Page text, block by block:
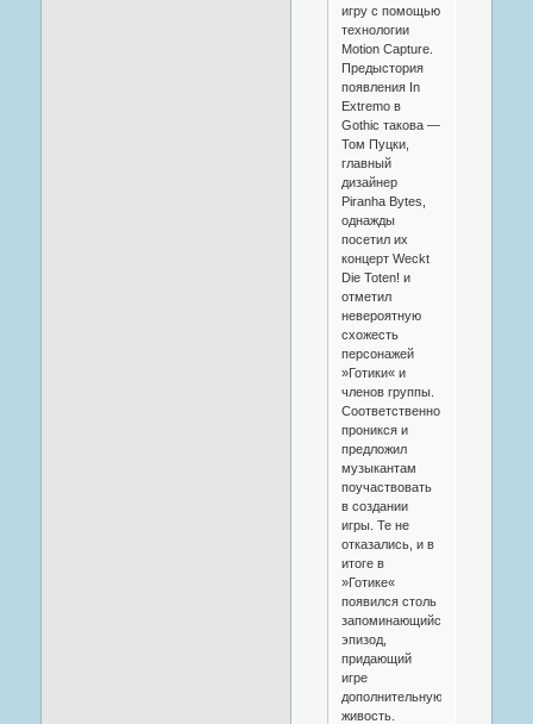
игру с помощью
технологии
Motion Capture.
Предыстория
появления In
Extremo в
Gothic такова —
Том Пуцки,
главный
дизайнер
Piranha Bytes,
однажды
посетил их
концерт Weckt
Die Toten! и
отметил
невероятную
схожесть
персонажей
»Готики« и
членов группы.
Соответственно,
проникся и
предложил
музыкантам
поучаствовать
в создании
игры. Те не
отказались, и в
итоге в
»Готике«
появился столь
запоминающийся
эпизод,
придающий
игре
дополнительную
живость.